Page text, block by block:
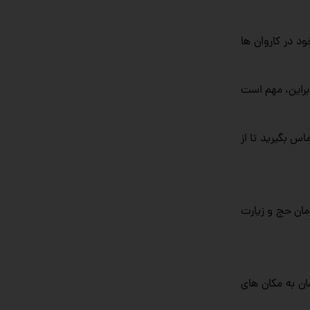
در کاروان‌ ها
مهم است
بگیرید تا از
حج و زیارت
به مکان‌ های